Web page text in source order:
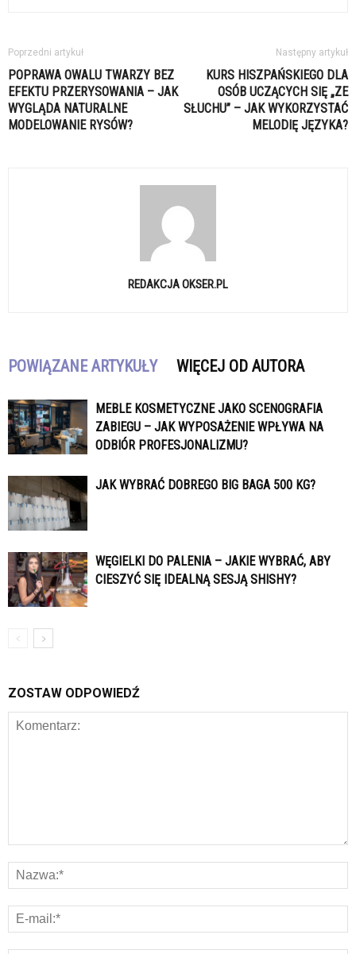
Poprzedni artykuł
POPRAWA OWALU TWARZY BEZ
EFEKTU PRZERYSOWANIA – JAK
WYGLĄDA NATURALNE
MODELOWANIE RYSÓW?
Następny artykuł
KURS HISZPAŃSKIEGO DLA
OSÓB UCZĄCYCH SIĘ „ZE
SŁUCHU” – JAK WYKORZYSTAĆ
MELODIĘ JĘZYKA?
REDAKCJA OKSER.PL
POWIĄZANE ARTYKUŁY WIĘCEJ OD AUTORA
MEBLE KOSMETYCZNE JAKO SCENOGRAFIA
ZABIEGU – JAK WYPOSAŻENIE WPŁYWA NA
ODBIÓR PROFESJONALIZMU?
JAK WYBRAĆ DOBREGO BIG BAGA 500 KG?
WĘGIELKI DO PALENIA – JAKIE WYBRAĆ, ABY
CIESZYĆ SIĘ IDEALNĄ SESJĄ SHISHY?
ZOSTAW ODPOWIEDŹ